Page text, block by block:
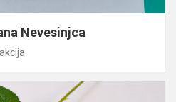
Nevesinjca